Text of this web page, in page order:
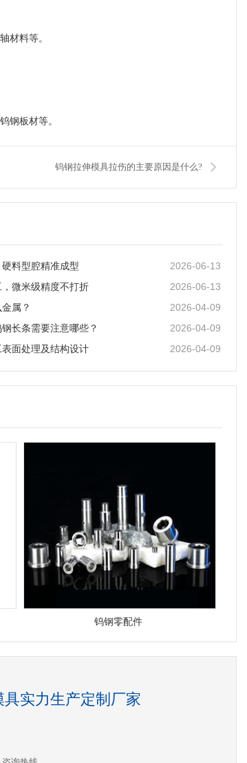
材料等。
钢板材等。
钨钢拉伸模具拉伤的主要原因是什么?
料型腔精准成型 2026-06-13
微米级精度不打折 2026-06-13
属？ 2026-04-09
长条需要注意哪些？ 2026-04-09
面处理及结构设计 2026-04-09
钨钢零配件
实力生产定制厂家